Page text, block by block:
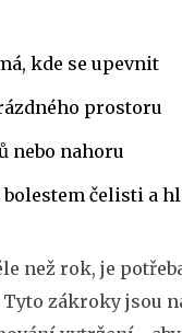
kde se upevnit
prostoru
nebo nahoru
čelisti a
než rok, je
zákroky jsou